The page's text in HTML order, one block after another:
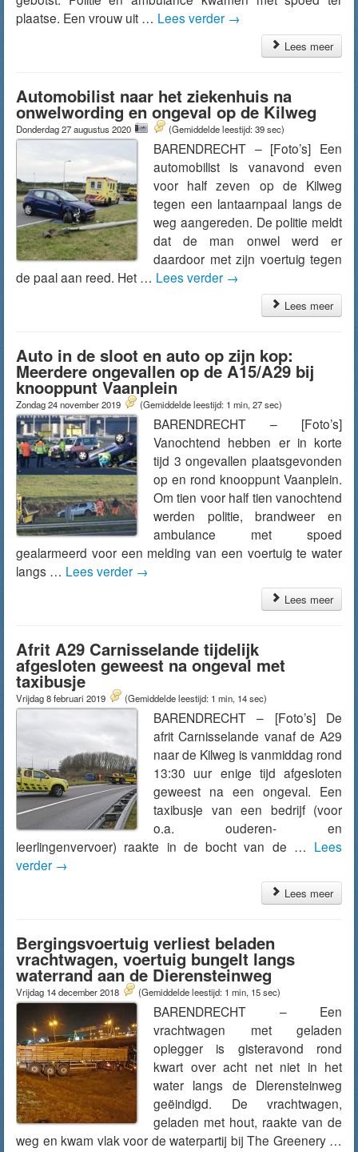
plaatse. Een vrouw uit … Lees verder →
Lees meer
Automobilist naar het ziekenhuis na
onwelwording en ongeval op de Kilweg
Donderdag 27 augustus 2020 (Gemiddelde leestijd: 39 sec)
BARENDRECHT – [Foto’s] Een
automobilist is vanavond even
voor half zeven op de Kilweg
tegen een lantaarnpaal langs de
weg aangereden. De politie meldt
dat de man onwel werd er
daardoor met zijn voertuig tegen
de paal aan reed. Het … Lees verder →
Lees meer
Auto in de sloot en auto op zijn kop:
Meerdere ongevallen op de A15/A29 bij
knooppunt Vaanplein
Zondag 24 november 2019 (Gemiddelde leestijd: 1 min, 27 sec)
BARENDRECHT – [Foto’s]
Vanochtend hebben er in korte
tijd 3 ongevallen plaatsgevonden
op en rond knooppunt Vaanplein.
Om tien voor half tien vanochtend
werden politie, brandweer en
ambulance met spoed
gealarmeerd voor een melding van een voertuig te water
langs … Lees verder →
Lees meer
Afrit A29 Carnisselande tijdelijk
afgesloten geweest na ongeval met
taxibusje
Vrijdag 8 februari 2019 (Gemiddelde leestijd: 1 min, 14 sec)
BARENDRECHT – [Foto’s] De
afrit Carnisselande vanaf de A29
naar de Kilweg is vanmiddag rond
13:30 uur enige tijd afgesloten
geweest na een ongeval. Een
taxibusje van een bedrijf (voor
o.a. ouderen- en
leerlingenvervoer) raakte in de bocht van de … Lees
verder →
Lees meer
Bergingsvoertuig verliest beladen
vrachtwagen, voertuig bungelt langs
waterrand aan de Dierensteinweg
Vrijdag 14 december 2018 (Gemiddelde leestijd: 1 min, 15 sec)
BARENDRECHT – Een
vrachtwagen met geladen
oplegger is gisteravond rond
kwart over acht net niet in het
water langs de Dierensteinweg
geëindigd. De vrachtwagen,
geladen met hout, raakte van de
weg en kwam vlak voor de waterpartij bij The Greenery …